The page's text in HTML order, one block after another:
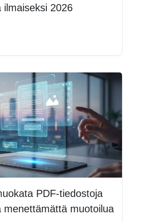
ilmaiseksi 2026
PDF-tiedostoja
menettämättä muotoilua